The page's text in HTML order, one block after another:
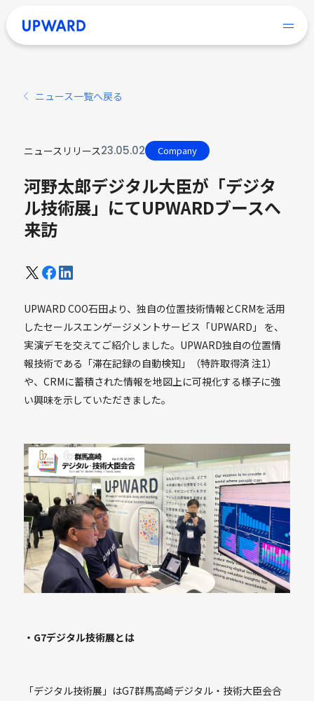
ニュース一覧へ戻る
ニュースリリース23.05.02 Company
河野太郎デジタル大臣が「デジタ
ル技術展」にてUPWARDブースへ
来訪
UPWARD COO石田より、独自の位置技術情報とCRMを活用
したセールスエンゲージメントサービス「UPWARD」 を、
実演デモを交えてご紹介しました。UPWARD独自の位置情
報技術である「滞在記録の自動検知」（特許取得済 注1）
や、CRMに蓄積された情報を地図上に可視化する様子に強
い興味を示していただきました。
・G7デジタル技術展とは
「デジタル技術展」はG7群馬高崎デジタル・技術大臣会合